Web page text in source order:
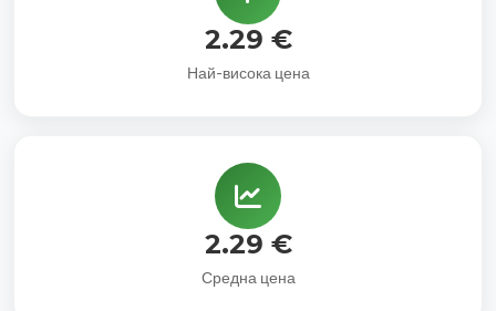
2.29 €
Най-висока цена
2.29 €
Средна цена